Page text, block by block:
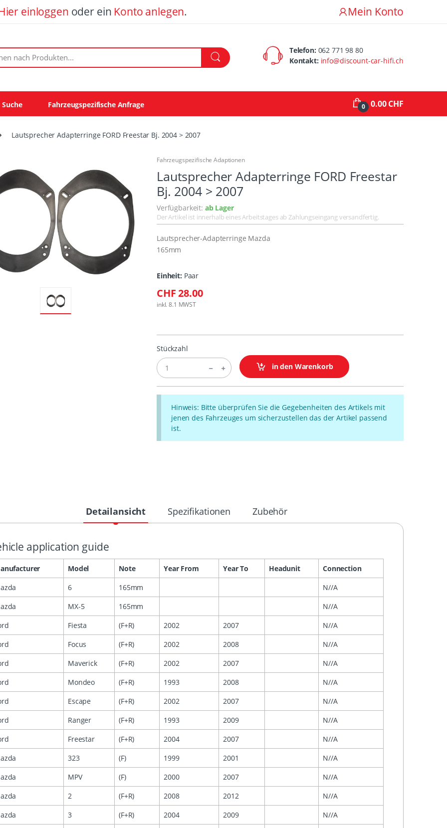
einloggen oder ein Konto anlegen. Mein Konto
Telefon: 062 771 98 80
Kontakt: info@discount-car-hifi.ch
Fahrzeugspezifische Anfrage 0 0.00 CHF
Lautsprecher Adapterringe FORD Freestar Bj. 2004 > 2007
Fahrzeugspezifische Adaptionen
Lautsprecher Adapterringe FORD Freestar
Bj. 2004 > 2007
Verfügbarkeit: ab Lager
Der Artikel ist innerhalb eines Arbeitstages ab Zahlungseingang versandfertig.
Lautsprecher-Adapterringe Mazda
165mm
Einheit: Paar
CHF 28.00
inkl. 8.1 MWST
Stückzahl
in den Warenkorb
Hinweis: Bitte überprüfen Sie die Gegebenheiten des Artikels mit
jenen des Fahrzeuges um sicherzustellen das der Artikel passend
ist.
Detailansicht Spezifikationen Zubehör
application guide
Model Note Year From Year To Headunit
Connection
6 165mm
N//A
MX-5 165mm
N//A
Fiesta (F+R) 2002 2007
N//A
Focus (F+R) 2002 2008
N//A
Maverick (F+R) 2002 2007
N//A
Mondeo (F+R) 1993 2008
N//A
Escape (F+R) 2002 2007
N//A
Ranger (F+R) 1993 2009
N//A
Freestar (F+R) 2004 2007
N//A
323 (F) 1999 2001
N//A
MPV (F) 2000 2007
N//A
2 (F+R) 2008 2012
N//A
3 (F+R) 2004 2009
N//A